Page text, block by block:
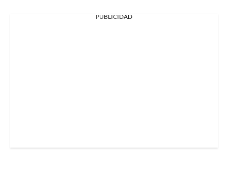
PUBLICIDAD